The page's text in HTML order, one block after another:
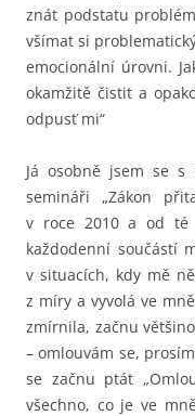
znát podstatu
všímat si
emocionální úrovni.
okamžitě čistit a
odpusť mi“
Já osobně jsem se
semináři „Zákon
v roce 2010 a od té
každodenní součástí
v situacích, kdy mě
z míry a vyvolá ve
zmírnila, začnu
– omlouvám se,
se začnu ptát
všechno, co je ve